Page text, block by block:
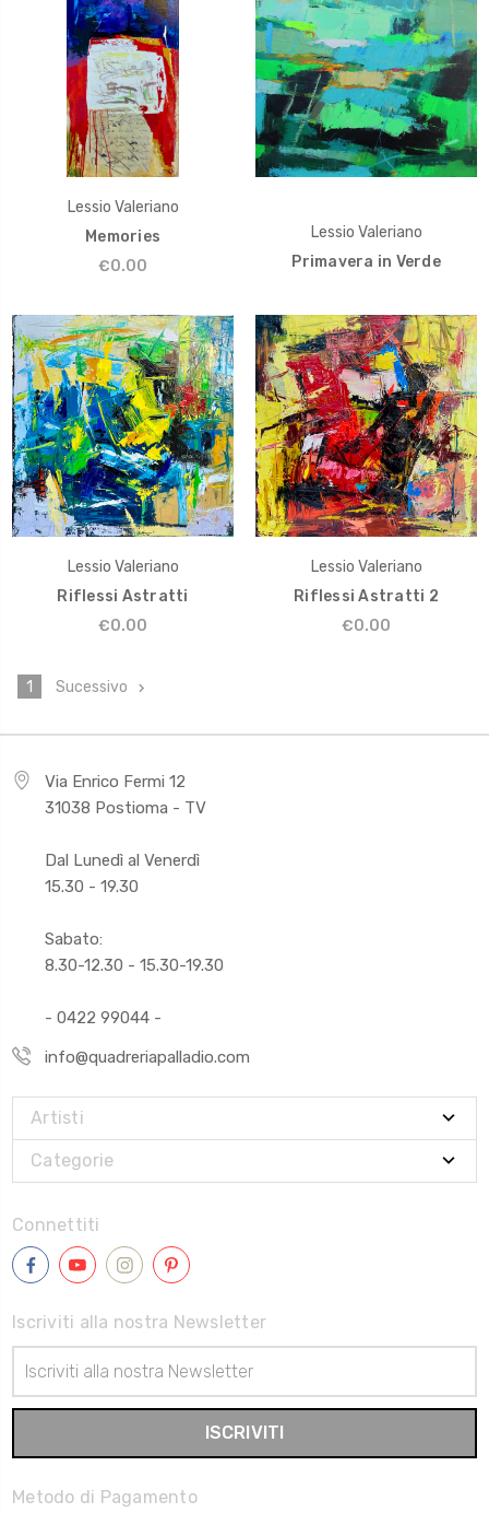
Lessio Valeriano
Memories
€0.00
Lessio Valeriano
Primavera in Verde
Lessio Valeriano
Riflessi Astratti
€0.00
Lessio Valeriano
Riflessi Astratti 2
€0.00
1 Sucessivo
Via Enrico Fermi 12
31038 Postioma - TV
Dal Lunedì al Venerdì
15.30 - 19.30
Sabato:
8.30-12.30 - 15.30-19.30
- 0422 99044 -
info@quadreriapalladio.com
Artisti
Categorie
Connettiti
Iscriviti alla nostra Newsletter
Email
Metodo di Pagamento